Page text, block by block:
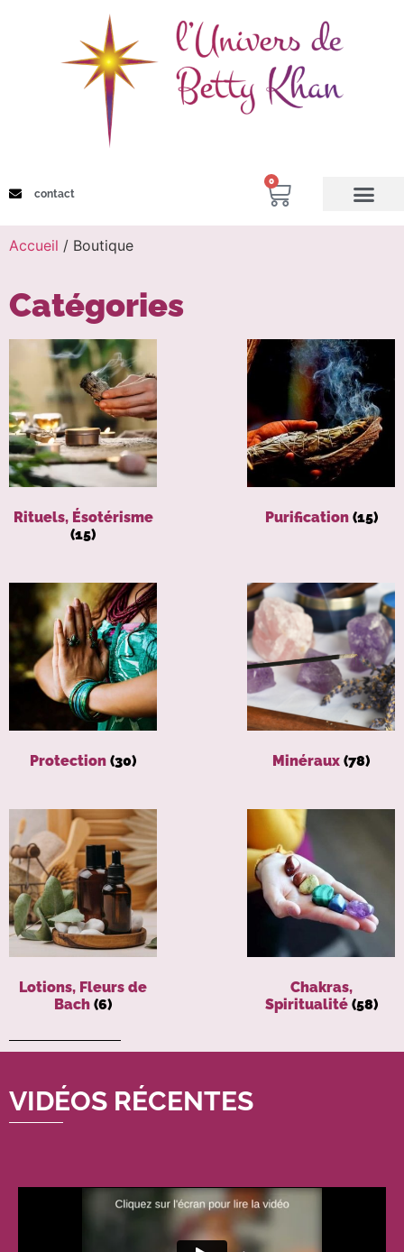
contact
0
Accueil / Boutique
Catégories
Rituels, Ésotérisme
(15)
Purification (15)
Protection (30) Minéraux (78)
Lotions, Fleurs de
Bach (6)
Chakras,
Spiritualité (58)
VIDÉOS RÉCENTES